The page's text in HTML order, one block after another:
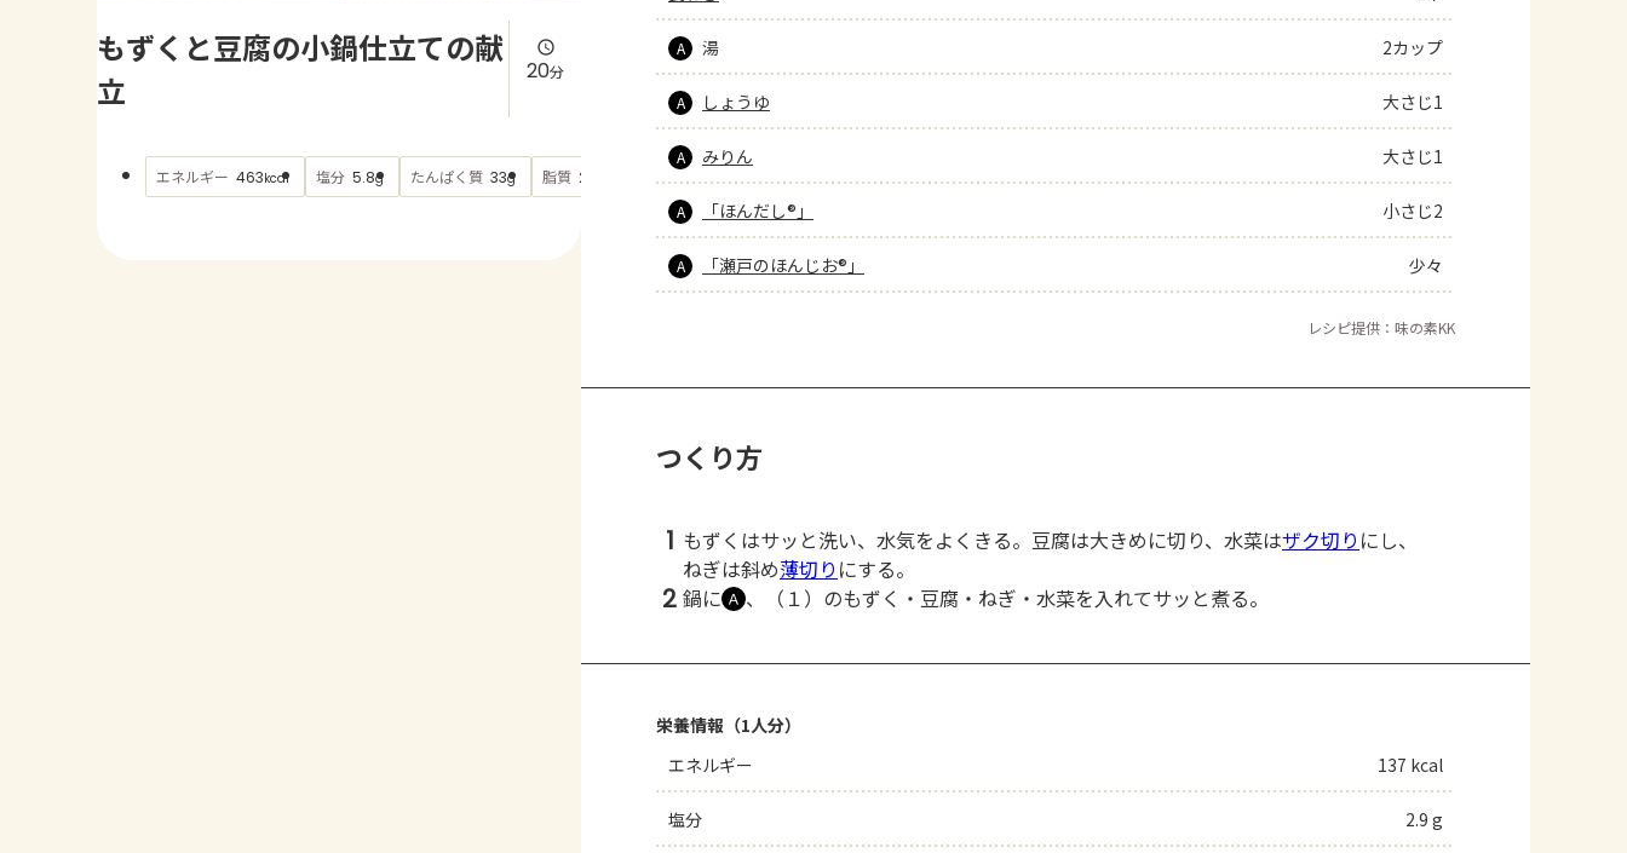
お買い物
もずくと豆腐の小鍋仕立ての献
立
20分
エネルギー 463kcal 塩分 5.8g たんぱく質 33g 脂質 29.3 もっと見る
A 湯 2カップ
A しょうゆ 大さじ1
A みりん 大さじ1
A 「ほんだし®」 小さじ2
A 「瀬戸のほんじお®」 少々
レシピ提供：味の素KK
つくり方
1 もずくはサッと洗い、水気をよくきる。豆腐は大きめに切り、水菜はザク切り にし、
ねぎは斜め薄切り にする。
2 鍋に Ａ 、（１）のもずく・豆腐・ねぎ・水菜を入れてサッと煮る。
栄養情報（1人分）
エネルギー
137 kcal
塩分 2.9 g